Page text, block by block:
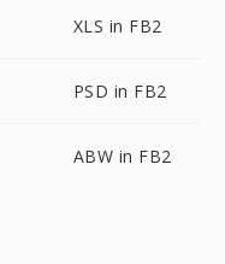
XLS in FB2
PSD in FB2
ABW in FB2